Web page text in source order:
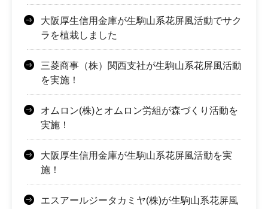
大阪厚生信用金庫が生駒山系花屏風活動でサク
ラを植栽しました
三菱商事（株）関西支社が生駒山系花屏風活動
を実施！
オムロン(株)とオムロン労組が森づくり活動を
実施！
大阪厚生信用金庫が生駒山系花屏風活動を実
施！
エスアールジータカミヤ(株)が生駒山系花屏風